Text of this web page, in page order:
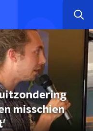
misschien